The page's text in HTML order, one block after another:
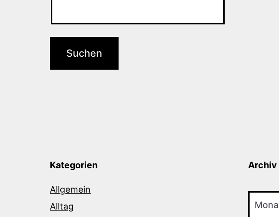
Kategorien
Allgemein
Alltag
Archiv